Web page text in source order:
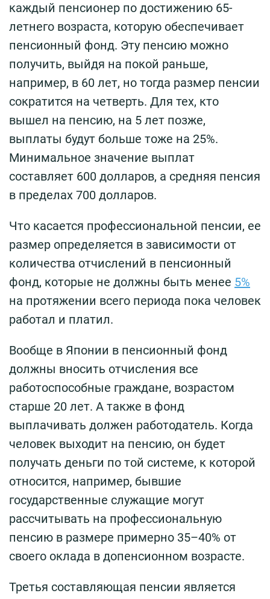
каждый пенсионер по достижению 65-
летнего возраста, которую обеспечивает
пенсионный фонд. Эту пенсию можно
получить, выйдя на покой раньше,
например, в 60 лет, но тогда размер пенсии
сократится на четверть. Для тех, кто
вышел на пенсию, на 5 лет позже,
выплаты будут больше тоже на 25%.
Минимальное значение выплат
составляет 600 долларов, а средняя пенсия
в пределах 700 долларов.
Что касается профессиональной пенсии, ее
размер определяется в зависимости от
количества отчислений в пенсионный
фонд, которые не должны быть менее 5%
на протяжении всего периода пока человек
работал и платил.
Вообще в Японии в пенсионный фонд
должны вносить отчисления все
работоспособные граждане, возрастом
старше 20 лет. А также в фонд
выплачивать должен работодатель. Когда
человек выходит на пенсию, он будет
получать деньги по той системе, к которой
относится, например, бывшие
государственные служащие могут
рассчитывать на профессиональную
пенсию в размере примерно 35–40% от
своего оклада в допенсионном возрасте.
Третья составляющая пенсии является